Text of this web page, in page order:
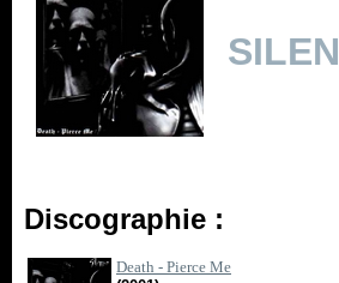
Discographie :
Death - Pierce Me